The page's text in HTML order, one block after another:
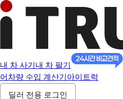
내 차 사기 내 차 팔기
어 차량 수입 계산기 아이트럭
딜러 전용 로그인